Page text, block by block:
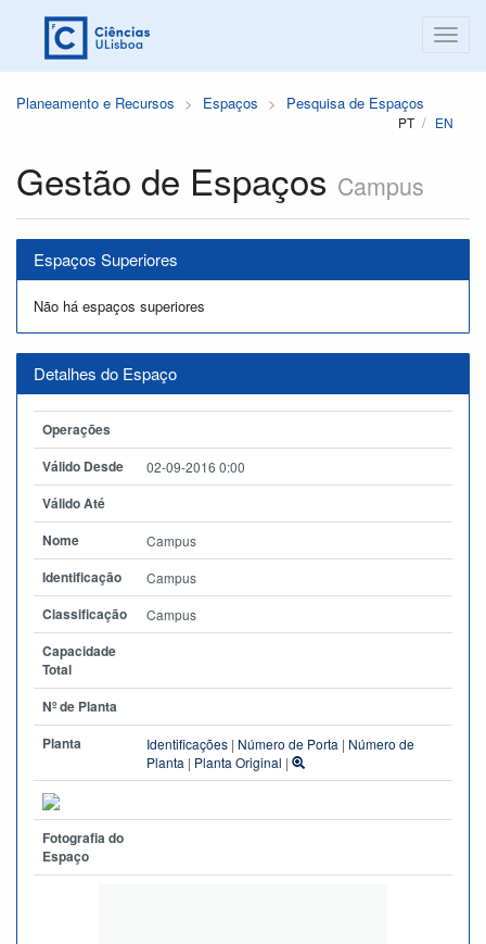
Planeamento e Recursos Espaços Pesquisa de Espaços
PT EN
Gestão de Espaços Campus
Espaços Superiores
Não há espaços superiores
Detalhes do Espaço
Operações
Válido Desde
02-09-2016 0:00
Válido Até
Nome
Campus
Identificação Campus
Classificação Campus
Capacidade
Total
Nº de Planta
Planta
Identificações | Número de Porta | Número de
Planta | Planta Original |
Fotografia do
Espaço